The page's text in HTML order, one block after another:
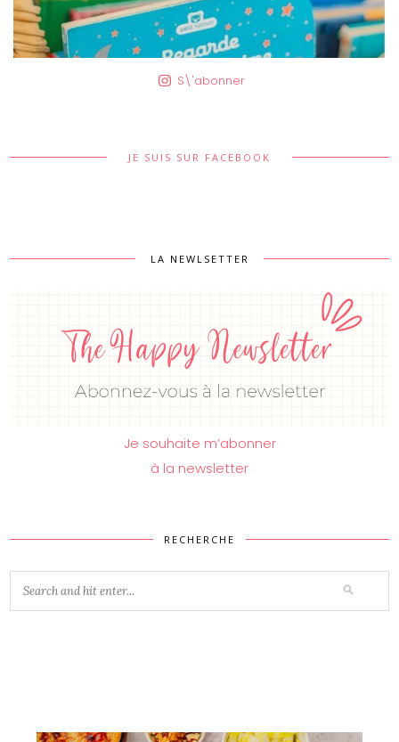
S\'abonner
JE SUIS SUR FACEBOOK
LA NEWLSETTER
Je souhaite m’abonner
à la newsletter
RECHERCHE